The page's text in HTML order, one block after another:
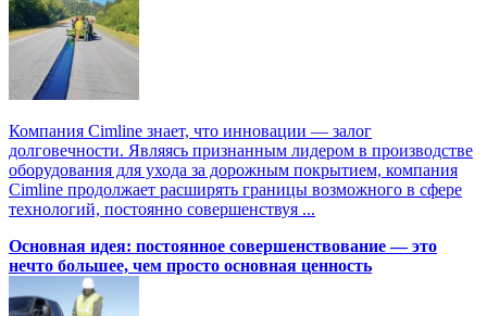
Компания Cimline знает, что инновации — залог
долговечности. Являясь признанным лидером в производстве
оборудования для ухода за дорожным покрытием, компания
Cimline продолжает расширять границы возможного в сфере
технологий, постоянно совершенствуя ...
Основная идея: постоянное совершенствование — это
нечто большее, чем просто основная ценность